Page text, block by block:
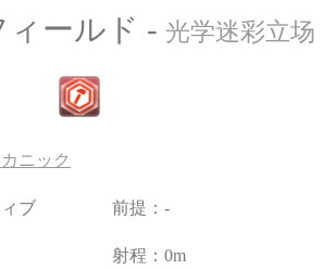
ィールド - 光学迷彩立场
カニック
ブ 前提：-
射程：0m